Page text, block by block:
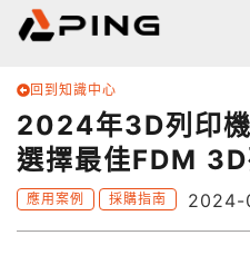
回到知識中心
2024年3D列印
選擇最佳FDM
應用案例 採購指南 2024-